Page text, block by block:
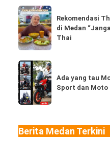
dari
Thailand,
kamu
sudah
coba
berapa
jenis?
Rekomendasi
Thai
Food
Asli
Thailand
di
Medan
“Jangan
Sudah
Makan
Rekomendasi
di Medan
Thai
Ada
yang
tau
MotoGP?
SR-
GT
Ada yang tau
Sport dan Moto
Berita Medan Terkini